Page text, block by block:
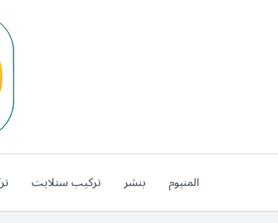
المنيوم بنشر تركيب ستلايت